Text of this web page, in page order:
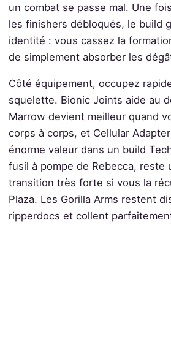
un combat se passe mal. Une
les finishers débloqués, le build
identité : vous cassez la
de simplement absorber les
Côté équipement, occupez
squelette. Bionic Joints aide au
Marrow devient meilleur quand
corps à corps, et Cellular
énorme valeur dans un build
fusil à pompe de Rebecca, reste
transition très forte si vous la
Plaza. Les Gorilla Arms restent
ripperdocs et collent